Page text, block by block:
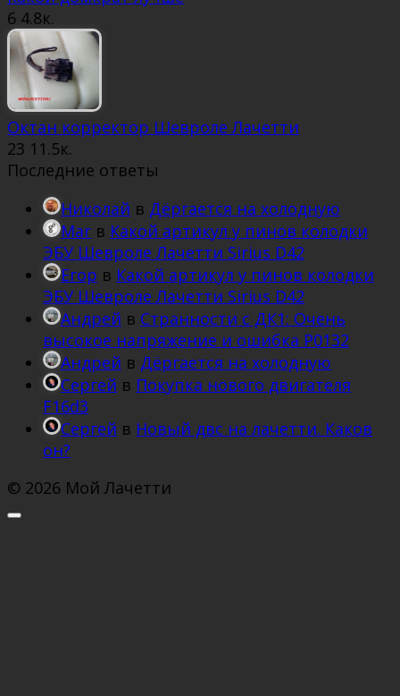
6 4.8к.
Октан корректор Шевроле Лачетти
23 11.5к.
Последние ответы
Николай в Дёргается на холодную
Mar в Какой артикул у пинов колодки
ЭБУ Шевроле Лачетти Sirius D42
Егор в Какой артикул у пинов колодки
ЭБУ Шевроле Лачетти Sirius D42
Андрей в Странности с ДК1: Очень
высокое напряжение и ошибка Р0132
Андрей в Дёргается на холодную
Сергей в Покупка нового двигателя
F16d3
Сергей в Новый двс на лачетти. Каков
он?
© 2026 Мой Лачетти